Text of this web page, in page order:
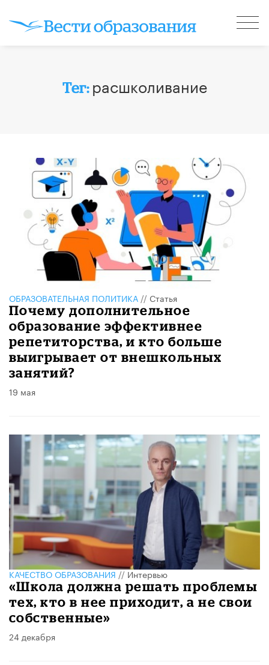
Тег: расшколивание
ОБРАЗОВАТЕЛЬНАЯ ПОЛИТИКА // Статья
​Почему дополнительное
образование эффективнее
репетиторства, и кто больше
выигрывает от внешкольных
занятий?
19 мая
КАЧЕСТВО ОБРАЗОВАНИЯ//Интервью
«Школа должна решать проблемы
тех, кто в нее приходит, а не свои
собственные»
24 декабря